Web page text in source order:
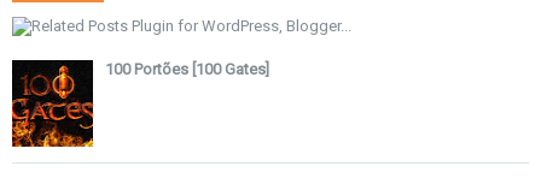
100 Portões [100 Gates]